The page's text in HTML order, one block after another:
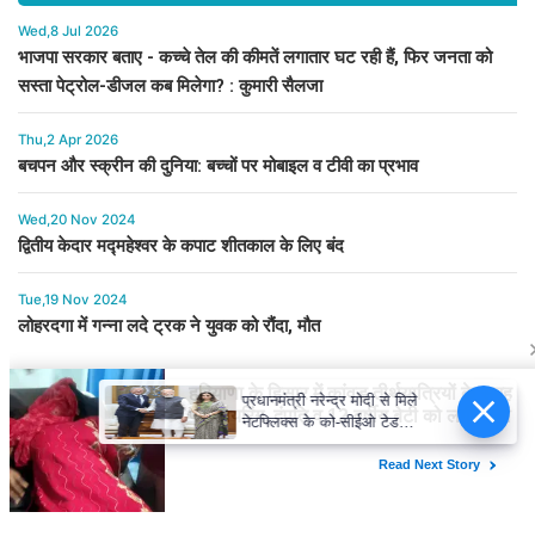
Wed,8 Jul 2026
भाजपा सरकार बताए - कच्चे तेल की कीमतें लगातार घट रही हैं, फिर जनता को
सस्ता पेट्रोल-डीजल कब मिलेगा? : कुमारी सैलजा
Thu,2 Apr 2026
बचपन और स्क्रीन की दुनिया: बच्चों पर मोबाइल व टीवी का प्रभाव
Wed,20 Nov 2024
द्वितीय केदार मद्महेश्वर के कपाट शीतकाल के लिए बंद
Tue,19 Nov 2024
लोहरदगा में गन्ना लदे ट्रक ने युवक को रौंदा, मौत
प्रधानमंत्री नरेन्द्र मोदी से मिले
नेटफ्लिक्स के को-सीईओ टेड
सारंडोस, मनोरंजन क्षेत्र की